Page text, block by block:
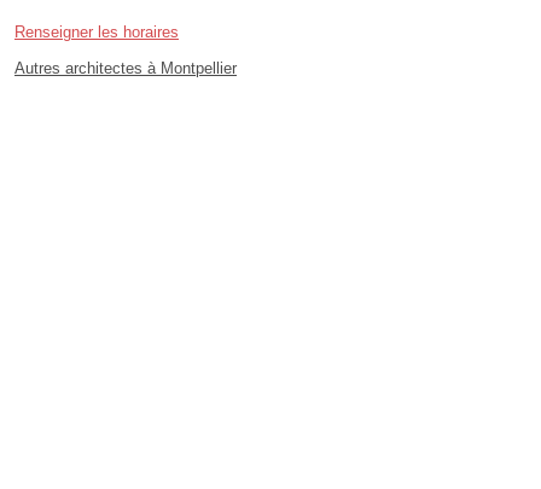
Renseigner les horaires
Autres architectes à Montpellier